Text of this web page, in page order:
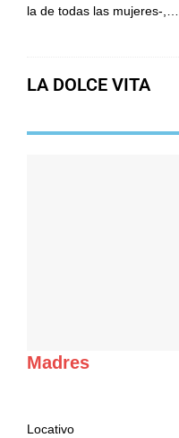
la de todas las mujeres-,…
LA DOLCE VITA
Madres
Locativo